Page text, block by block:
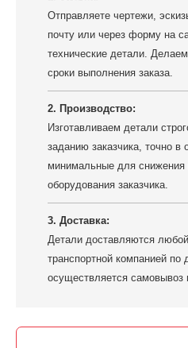
Отправляете чертежи,
почту или через форму на
технические детали.
сроки выполнения заказа.
2. Производство:
Изготавливаем детали
заданию заказчика, точно в
минимальные для снижения
оборудования заказчика.
3. Доставка:
Детали доставляются
транспортной компанией по
осуществляется самовывоз